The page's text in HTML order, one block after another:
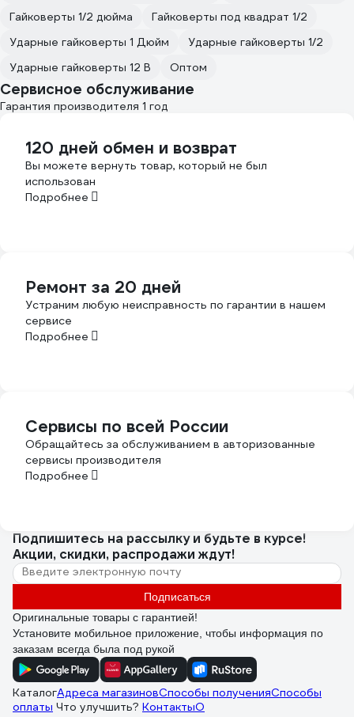
Гайковерты 1/2 дюйма
Гайковерты под квадрат 1/2
Ударные гайковерты 1 Дюйм
Ударные гайковерты 1/2
Ударные гайковерты 12 В
Оптом
Сервисное обслуживание
Гарантия производителя 1 год
120 дней обмен и возврат
Вы можете вернуть товар, который не был
использован
Подробнее
Ремонт за 20 дней
Устраним любую неисправность по гарантии в нашем
сервисе
Подробнее
Сервисы по всей России
Обращайтесь за обслуживанием в авторизованные
сервисы производителя
Подробнее
Подпишитесь на рассылкуи будьте в курсе!
Акции, скидки, распродажи ждут!
Подписаться
Оригинальные товары с гарантией!
Установите мобильное приложение, чтобы информация по
заказам всегда была под рукой
КаталогАдреса магазиновСпособы полученияСпособы
оплаты Что улучшить? КонтактыО